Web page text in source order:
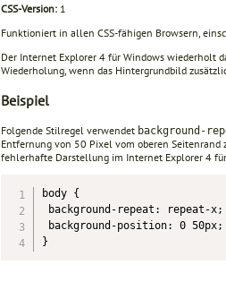
CSS-Version: 1
Funktioniert in allen CSS-fähigen Browsern,
Der Internet Explorer 4 für Windows wiederholt
Wiederholung, wenn das Hintergrundbild
Beispiel
Folgende Stilregel verwendet background-
Entfernung von 50 Pixel vom oberen
fehlerhafte Darstellung im Internet Explorer 4
body {
background-repeat: repeat-x;
background-position: 0 50px;
}